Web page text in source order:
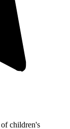
of children's